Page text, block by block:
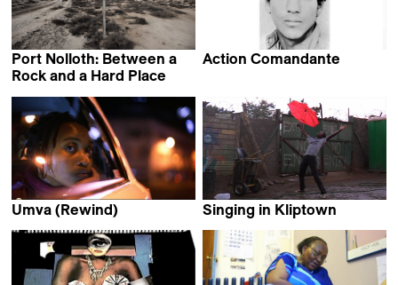
Port Nolloth: Between a
Rock and a Hard Place
Action Comandante
Umva (Rewind)
Puleng Stewart,
James Qondiswa &
Jessie Zinn
Singing in Kliptown
DUST team